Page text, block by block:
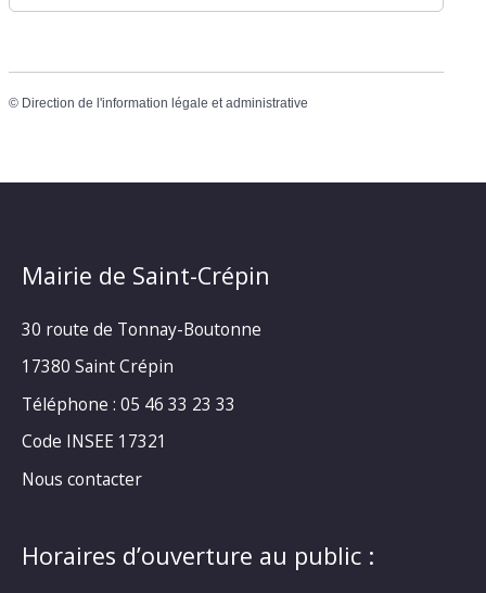
© Direction de l'information légale et administrative
Mairie de Saint-Crépin
30 route de Tonnay-Boutonne
17380 Saint Crépin
Téléphone : 05 46 33 23 33
Code INSEE 17321
Nous contacter
Horaires d’ouverture au public :